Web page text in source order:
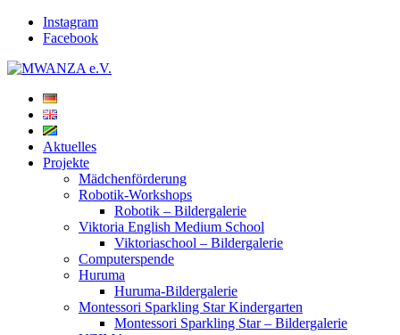
Instagram
Facebook
Aktuelles
Projekte
Mädchenförderung
Robotik-Workshops
Robotik – Bildergalerie
Viktoria English Medium School
Viktoriaschool – Bildergalerie
Computerspende
Huruma
Huruma-Bildergalerie
Montessori Sparkling Star Kindergarten
Montessori Sparkling Star – Bildergalerie